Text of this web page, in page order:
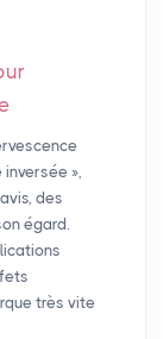
»,
des
égard.
très vite